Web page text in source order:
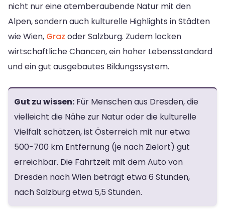
nicht nur eine atemberaubende Natur mit den
Alpen, sondern auch kulturelle Highlights in Städten
wie Wien, Graz oder Salzburg. Zudem locken
wirtschaftliche Chancen, ein hoher Lebensstandard
und ein gut ausgebautes Bildungssystem.
Gut zu wissen: Für Menschen aus Dresden, die
vielleicht die Nähe zur Natur oder die kulturelle
Vielfalt schätzen, ist Österreich mit nur etwa
500-700 km Entfernung (je nach Zielort) gut
erreichbar. Die Fahrtzeit mit dem Auto von
Dresden nach Wien beträgt etwa 6 Stunden,
nach Salzburg etwa 5,5 Stunden.